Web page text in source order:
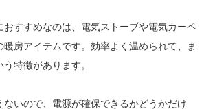
おすすめなのは、電気ストーブや電気カーペ
暖房アイテムです。効率よく温められて、ま
特徴があります。
ないので、電源が確保できるかどうかだけ